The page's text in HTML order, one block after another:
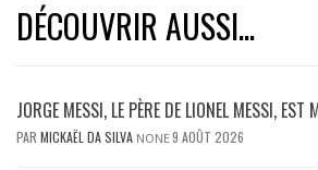
DÉCOUVRIR AUSSI...
JORGE MESSI, LE PÈRE DE LIONEL MESSI,
PAR MICKAËL DA SILVA NONE9 AOÛT 2026